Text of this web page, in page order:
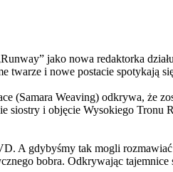
jako nowa redaktorka
twarze i nowe postacie spotykają
(Samara Weaving) odkrywa, że
siostry i objęcie Wysokiego
A gdybyśmy tak mogli
bobra. Odkrywając